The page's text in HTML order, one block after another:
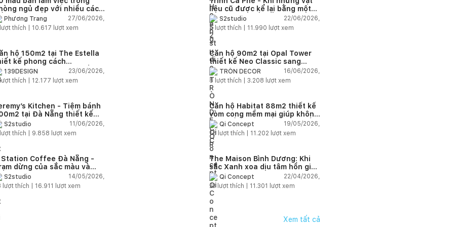
ngủ đẹp với nhiều cách
trí thông minh cho mọi diện
Phương Trang
27/06/2026,
lượt thích | 10.617 lượt xem
liệu cũ được kể lại bằng một
ngôn ngữ thiết kế mới
S2studio
22/06/2026,
5 lượt thích | 11.990 lượt xem
hộ 150m2 tại The Estella
kế phong cách
thanh lịch và ấm
139DESIGN
23/06/2026,
thích | 12.177 lượt xem
Căn hộ 90m2 tại Opal Tower
thiết kế Neo Classic sang
trọng cho gia đình trẻ
TRÒN DECOR
16/06/2026,
8 lượt thích | 3.208 lượt xem
Kitchen - Tiệm bánh
tại Đà Nẵng thiết kế
cách công nghiệp hiện
ngập tràn ánh sáng tự
S2studio
11/06/2026,
lượt thích | 9.858 lượt xem
Căn hộ Habitat 88m2 thiết kế
vòm cong mềm mại giúp không
gian sống hiện đại trở nên ấm
áp hơn
Qi Concept
19/05/2026,
15 lượt thích | 11.202 lượt xem
Station Coffee Đà Nẵng -
dừng của sắc màu và
hứng
S2studio
14/05/2026,
lượt thích | 16.911 lượt xem
The Maison Bình Dương: Khi
sắc Xanh xoa dịu tâm hồn gia
chủQi Concept
22/04/2026,
21lượt thích | 11.301 lượt xem
Xem tất cả